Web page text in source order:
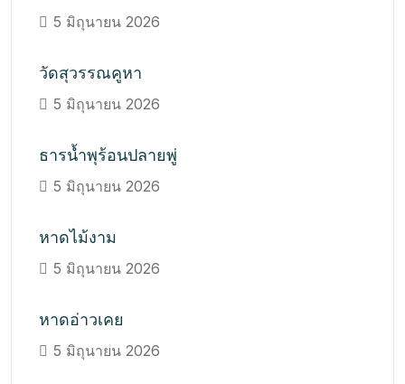
5 มิถุนายน 2026
วัดสุวรรณคูหา
5 มิถุนายน 2026
ธารน้ำพุร้อนปลายพู่
5 มิถุนายน 2026
หาดไม้งาม
5 มิถุนายน 2026
หาดอ่าวเคย
5 มิถุนายน 2026